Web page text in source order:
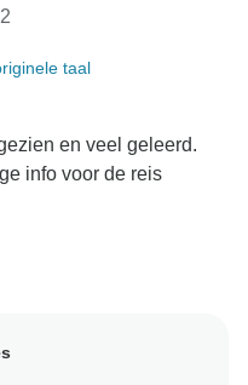
taal
en veel geleerd.
info voor de reis